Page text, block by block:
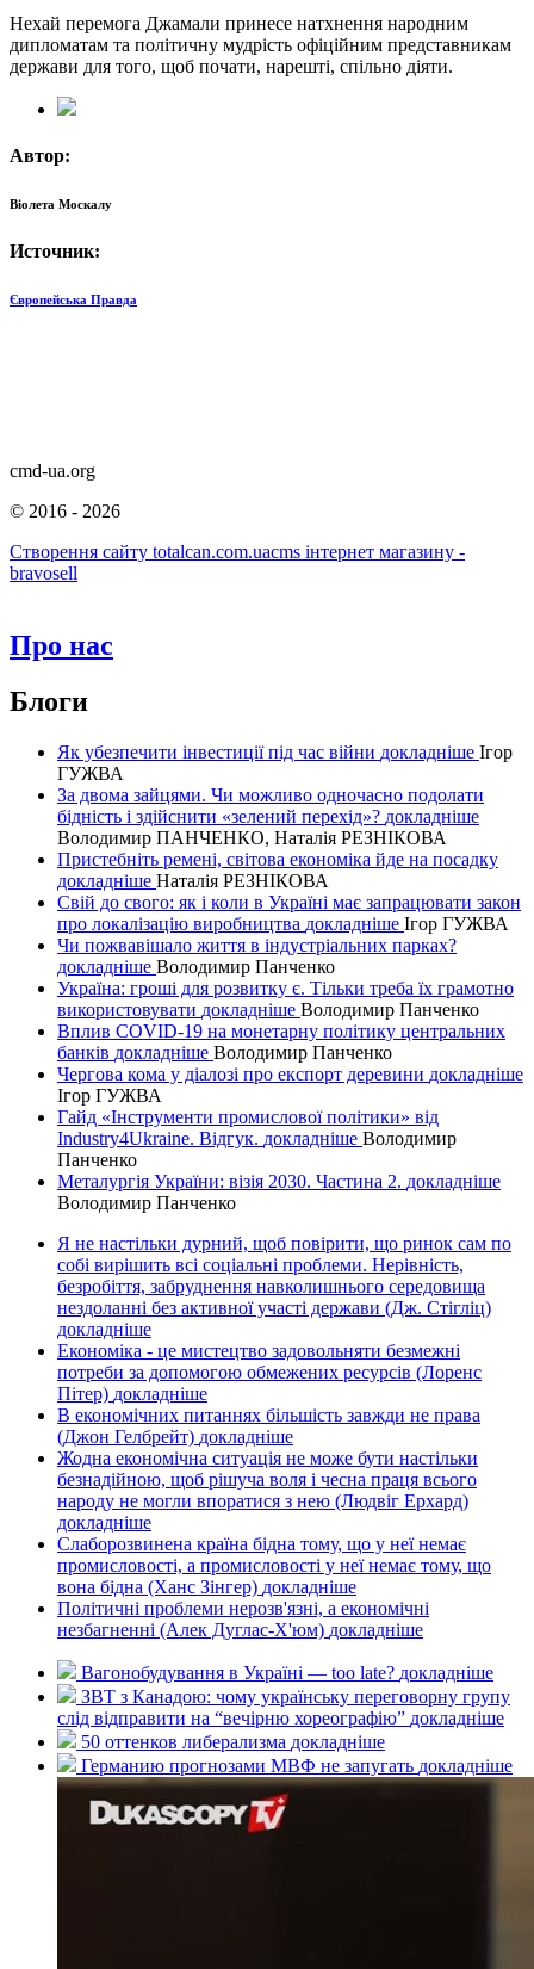
Нехай перемога Джамали принесе натхнення народним
дипломатам та політичну мудрість офіційним представникам
держави для того, щоб почати, нарешті, спільно діяти.
Автор:
Віолета Москалу
Источник:
Європейська Правда
cmd-ua.org
© 2016 - 2026
Створення сайту totalcan.com.uacms інтернет магазину -
bravosell
Про нас
Блоги
Як убезпечити інвестиції під час війни докладнiше Ігор
ГУЖВА
За двома зайцями. Чи можливо одночасно подолати
бідність і здійснити «зелений перехід»? докладнiше
Володимир ПАНЧЕНКО, Наталія РЕЗНІКОВА
Пристебніть ремені, світова економіка йде на посадку
докладнiше Наталія РЕЗНІКОВА
Свій до свого: як і коли в Україні має запрацювати закон
про локалізацію виробництва докладнiше Ігор ГУЖВА
Чи пожвавішало життя в індустріальних парках?
докладнiше Володимир Панченко
Україна: гроші для розвитку є. Тільки треба їх грамотно
використовувати докладнiше Володимир Панченко
Вплив COVID-19 на монетарну політику центральних
банків докладнiше Володимир Панченко
Чергова кома у діалозі про експорт деревини докладнiше
Ігор ГУЖВА
Гайд «Інструменти промислової політики» від
Industry4Ukraine. Відгук. докладнiше Володимир
Панченко
Металургія України: візія 2030. Частина 2. докладнiше
Володимир Панченко
Я не настільки дурний, щоб повірити, що ринок сам по
собі вирішить всі соціальні проблеми. Нерівність,
безробіття, забруднення навколишнього середовища
нездоланні без активної участі держави (Дж. Стігліц)
докладнiше
Економіка - це мистецтво задовольняти безмежні
потреби за допомогою обмежених ресурсів (Лоренс
Пітер) докладнiше
В економічних питаннях більшість завжди не права
(Джон Гелбрейт) докладнiше
Жодна економічна ситуація не може бути настільки
безнадійною, щоб рішуча воля і чесна праця всього
народу не могли впоратися з нею (Людвіг Ерхард)
докладнiше
Слаборозвинена країна бідна тому, що у неї немає
промисловості, а промисловості у неї немає тому, що
вона бідна (Ханс Зінгер) докладнiше
Політичні проблеми нерозв'язні, а економічні
незбагненні (Алек Дуглас-Х'юм) докладнiше
Вагонобудування в Україні — too late? докладнiше
ЗВТ з Канадою: чому українську переговорну групу
слід відправити на “вечірню хореографію” докладнiше
50 оттенков либерализма докладнiше
Германию прогнозами МВФ не запугать докладнiше